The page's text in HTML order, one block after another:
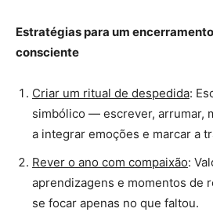
Estratégias para um
consciente
Criar um ritual de despedida:
simbólico — escrever, arrumar,
a integrar emoções e marcar a
Rever o ano com compaixão:
aprendizagens e momentos de
se focar apenas no que faltou.